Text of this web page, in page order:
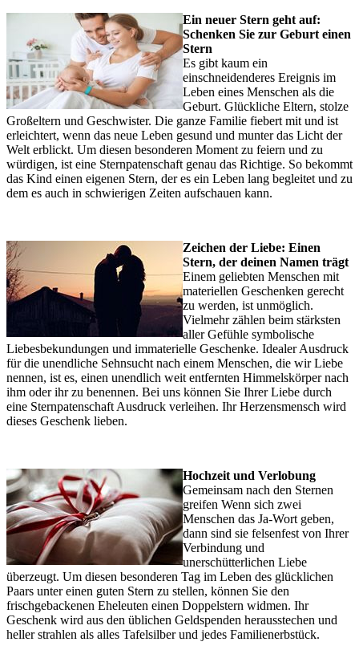
Ein neuer Stern geht auf:
Schenken Sie zur Geburt einen
Stern
Es gibt kaum ein
einschneidenderes Ereignis im
Leben eines Menschen als die
Geburt. Glückliche Eltern, stolze
Großeltern und Geschwister. Die ganze Familie fiebert mit und ist
erleichtert, wenn das neue Leben gesund und munter das Licht der
Welt erblickt. Um diesen besonderen Moment zu feiern und zu
würdigen, ist eine Sternpatenschaft genau das Richtige. So bekommt
das Kind einen eigenen Stern, der es ein Leben lang begleitet und zu
dem es auch in schwierigen Zeiten aufschauen kann.
Zeichen der Liebe: Einen
Stern, der deinen Namen trägt
Einem geliebten Menschen mit
materiellen Geschenken gerecht
zu werden, ist unmöglich.
Vielmehr zählen beim stärksten
aller Gefühle symbolische
Liebesbekundungen und immaterielle Geschenke. Idealer Ausdruck
für die unendliche Sehnsucht nach einem Menschen, die wir Liebe
nennen, ist es, einen unendlich weit entfernten Himmelskörper nach
ihm oder ihr zu benennen. Bei uns können Sie Ihrer Liebe durch
eine Sternpatenschaft Ausdruck verleihen. Ihr Herzensmensch wird
dieses Geschenk lieben.
Hochzeit und Verlobung
Gemeinsam nach den Sternen
greifen Wenn sich zwei
Menschen das Ja-Wort geben,
dann sind sie felsenfest von Ihrer
Verbindung und
unerschütterlichen Liebe
überzeugt. Um diesen besonderen Tag im Leben des glücklichen
Paars unter einen guten Stern zu stellen, können Sie den
frischgebackenen Eheleuten einen Doppelstern widmen. Ihr
Geschenk wird aus den üblichen Geldspenden herausstechen und
heller strahlen als alles Tafelsilber und jedes Familienerbstück.